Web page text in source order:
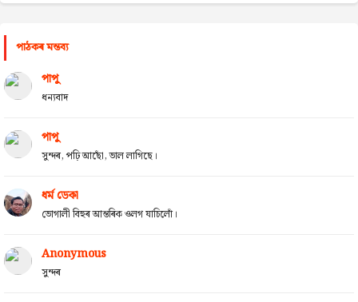
পাঠকৰ মন্তব্য
পাপু
ধন্যবাদ
পাপু
সুন্দৰ, পঢ়ি আছোঁ, ভাল লাগিছে।
ধৰ্ম ডেকা
ভোগালী বিহুৰ আন্তৰিক ওলগ যাচিলোঁ।
Anonymous
সুন্দৰ